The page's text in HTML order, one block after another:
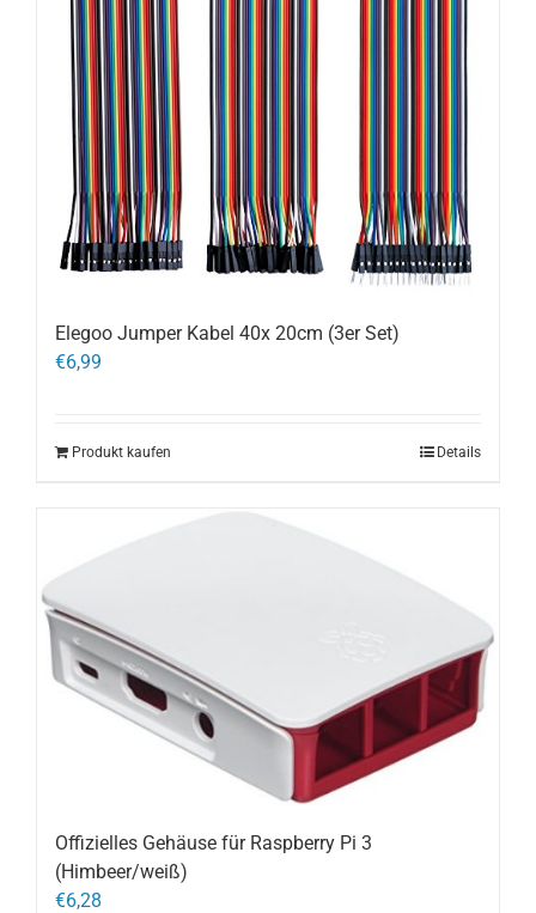
Elegoo Jumper Kabel 40x 20cm (3er Set)
€6,99
Produkt kaufen Details
Offizielles Gehäuse für Raspberry Pi 3
(Himbeer/weiß)
€6,28